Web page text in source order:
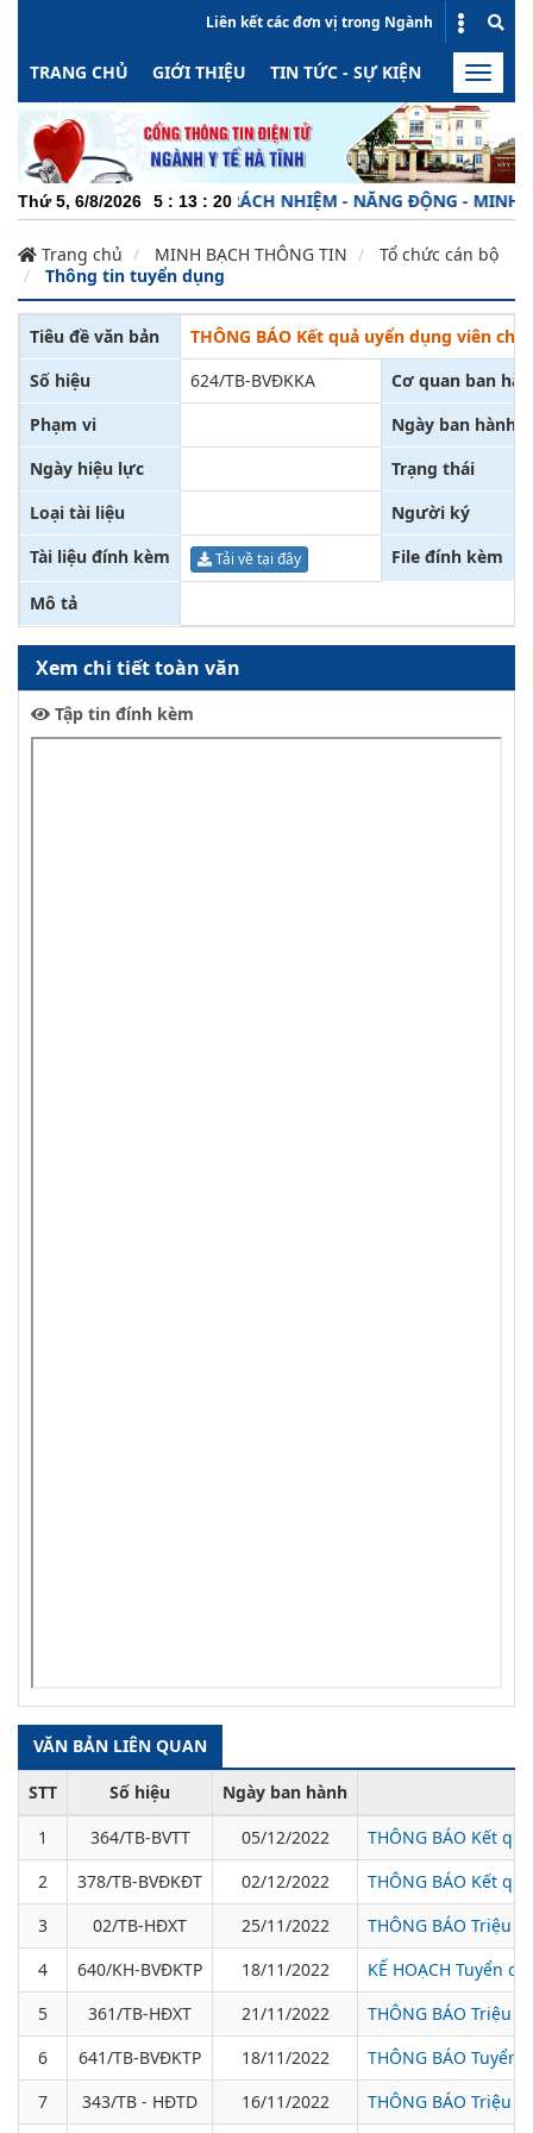
Liên kết các đơn vị trong Ngành
TRANG CHỦ GIỚI THIỆU TIN TỨC - SỰ KIỆN HOẠT
Toggle
Thứ 5, 6/8/2026 5 : 13 : 20
CHUYÊN NGHIỆP - TRÁCH NHIỆM - NĂNG ĐỘNG - MINH
Trang chủ MINH BẠCH THÔNG TIN
Tổ chức cán bộ
Thông tin tuyển dụng
Tiêu đề văn bản
THÔNG BÁO Kết quả uyển dụng viên
Số hiệu
624/TB-BVĐKKA
Cơ quan ban
Phạm vi
Ngày ban hành
Ngày hiệu lực
Trạng thái
Loại tài liệu
Người ký
Tài liệu đính kèm
Tải về tại đây File đính kèm
Mô tả
Xem chi tiết toàn văn
Tập tin đính kèm
VĂN BẢN LIÊN QUAN
STT Số hiệu
Ngày ban hành
1
364/TB-BVTT 05/12/2022
THÔNG BÁO Kết
2
378/TB-BVĐKĐT 02/12/2022
THÔNG BÁO Kết
3
02/TB-HĐXT 25/11/2022
THÔNG BÁO Triệu
4
640/KH-BVĐKTP 18/11/2022
KẾ HOẠCH Tuyển
5
361/TB-HĐXT 21/11/2022
THÔNG BÁO Triệu
6
641/TB-BVĐKTP 18/11/2022
THÔNG BÁO Tuyển
7
343/TB - HĐTD 16/11/2022 THÔNG BÁO Triệu